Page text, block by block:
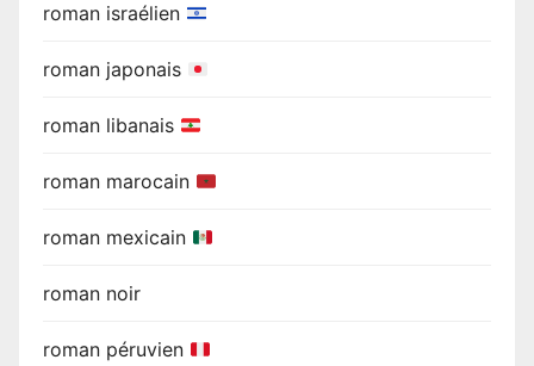
roman israélien
roman japonais
roman libanais
roman marocain
roman mexicain
roman noir
roman péruvien